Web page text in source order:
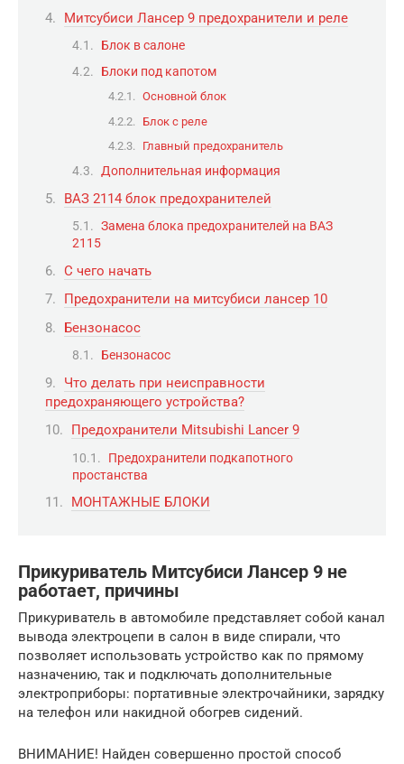
Митсубиси Лансер 9 предохранители и реле
Блок в салоне
Блоки под капотом
Основной блок
Блок с реле
Главный предохранитель
Дополнительная информация
ВАЗ 2114 блок предохранителей
Замена блока предохранителей на ВАЗ
2115
С чего начать
Предохранители на митсубиси лансер 10
Бензонасос
Бензонасос
Что делать при неисправности
предохраняющего устройства?
Предохранители Mitsubishi Lancer 9
Предохранители подкапотного
простанства
МОНТАЖНЫЕ БЛОКИ
Прикуриватель Митсубиси Лансер 9 не
работает, причины
Прикуриватель в автомобиле представляет собой канал
вывода электроцепи в салон в виде спирали, что
позволяет использовать устройство как по прямому
назначению, так и подключать дополнительные
электроприборы: портативные электрочайники, зарядку
на телефон или накидной обогрев сидений.
ВНИМАНИЕ! Найден совершенно простой способ